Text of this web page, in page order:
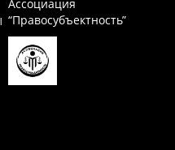
Ассоциация
“Правосубъектность”